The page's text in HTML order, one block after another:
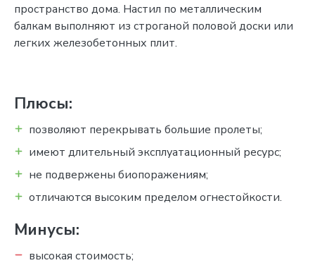
пространство дома. Настил по металлическим
балкам выполняют из строганой половой доски или
легких железобетонных плит.
Плюсы:
позволяют перекрывать большие пролеты;
имеют длительный эксплуатационный ресурс;
не подвержены биопоражениям;
отличаются высоким пределом огнестойкости.
Минусы:
высокая стоимость;